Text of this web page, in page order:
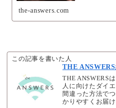
the-answers.com
この記事を書いた人
THE
THE ANSWERS
人に向けたダイ
間違った方法で
かりやすくお届け